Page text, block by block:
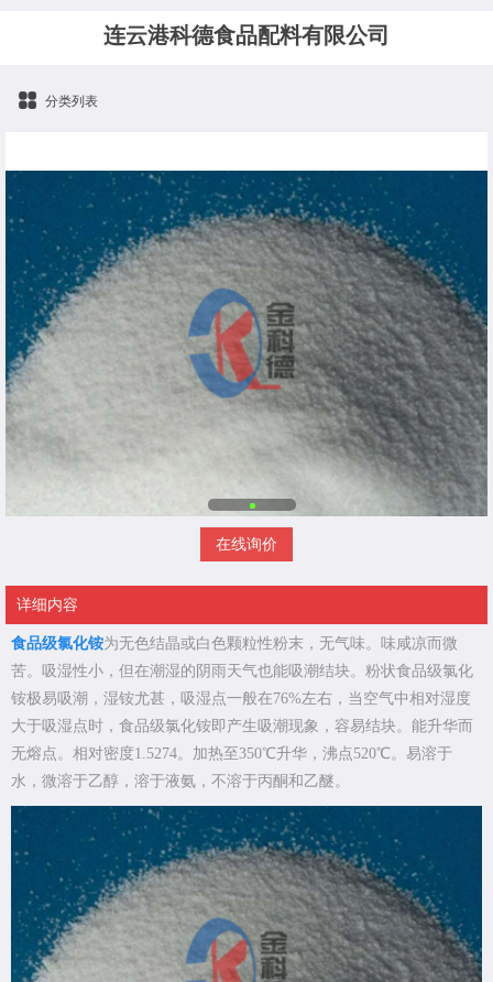
连云港科德食品配料有限公司
分类列表
在线询价
详细内容
食品级氯化铵为无色结晶或白色颗粒性粉末，无气味。味咸凉而微
苦。吸湿性小，但在潮湿的阴雨天气也能吸潮结块。粉状食品级氯化
铵极易吸潮，湿铵尤甚，吸湿点一般在76%左右，当空气中相对湿度
大于吸湿点时，食品级氯化铵即产生吸潮现象，容易结块。能升华而
无熔点。相对密度1.5274。加热至350℃升华，沸点520℃。易溶于
水，微溶于乙醇，溶于液氨，不溶于丙酮和乙醚。